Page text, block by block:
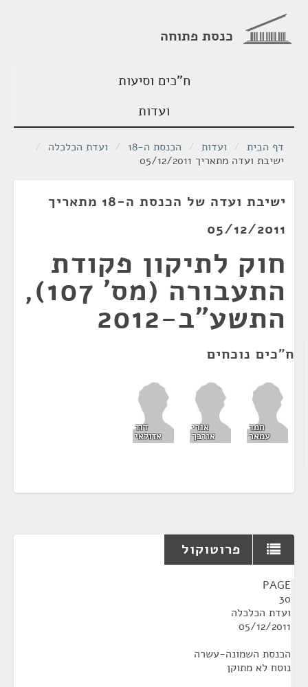
כנסת פתוחה
ח"כים וסיעות
ועדות
דף הבית / ועדות / הכנסת ה-18 / ועדת הכלכלה /
ישיבת ועדה מתאריך 05/12/2011
ישיבת ועדה של הכנסת ה-18 מתאריך
05/12/2011
חוק לתיקון פקודת
התעבורה (מס' 107),
התשע"ב-2012
ח"כים נוכחים
חמד
עמאר
אורי
אורבך
דוד
אזולאי
פרוטוקול
PAGE
30
ועדת הכלכלה
05/12/2011
הכנסת השמונה-עשרה
נוסח לא מתוקן